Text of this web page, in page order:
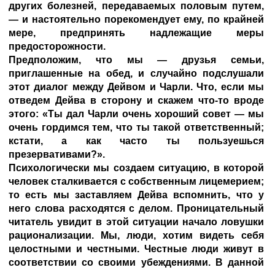
других болезней, передаваемых половым путем,
— и настоятельно порекомендует ему, по крайней
мере, предпринять надлежащие меры
предосторожности.
Предположим, что мы — друзья семьи,
приглашенные на обед, и случайно подслушали
этот диалог между Дейвом и Чарли. Что, если мы
отведем Дейва в сторону и скажем что-то вроде
этого: «Ты дал Чарли очень хороший совет — мы
очень гордимся тем, что ты такой ответственный;
кстати, а как часто ты пользуешься
презервативами?».
Психологически мы создаем ситуацию, в которой
человек сталкивается с собственным лицемерием;
то есть мы заставляем Дейва вспомнить, что у
него слова расходятся с делом. Проницательный
читатель увидит в этой ситуации начало ловушки
рационализации. Мы, люди, хотим видеть себя
целостными и честными. Честные люди живут в
соответствии со своими убеждениями. В данной